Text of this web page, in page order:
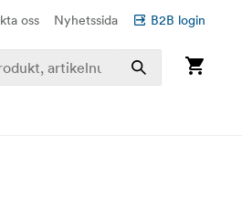
oss Nyhetssida B2B login